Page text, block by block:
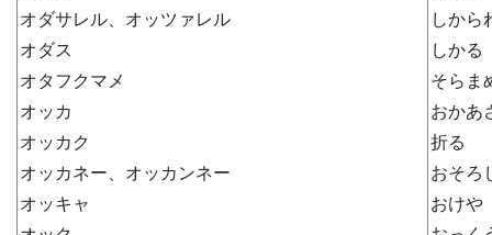
オダサレル、オッツァレル
しから
オダス
しかる
オタフクマメ
そらま
オッカ
おかあ
オッカク
折る
オッカネー、オッカンネー
おそろ
オッキャ
おけや